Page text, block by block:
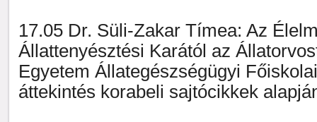
17.05 Dr. Süli-Zakar Tímea: Az
Állattenyésztési Karától az
Egyetem Állategészségügyi
áttekintés korabeli sajtócikkek